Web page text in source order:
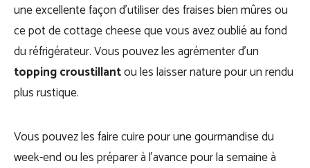
une excellente façon d’utiliser des fraises bien mûres ou
ce pot de cottage cheese que vous avez oublié au fond
du réfrigérateur. Vous pouvez les agrémenter d’un
topping croustillantou les laisser nature pour un rendu
plus rustique.
Vous pouvez les faire cuire pour une gourmandise du
week-end ou les préparer à l’avance pour la semaine à